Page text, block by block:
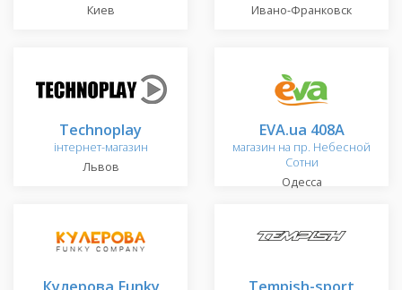
Киев
Ивано-Франковск
Technoplay
інтернет-магазин
Львов
EVA.ua 408A
магазин на пр. Небесной
Сотни
Одесса